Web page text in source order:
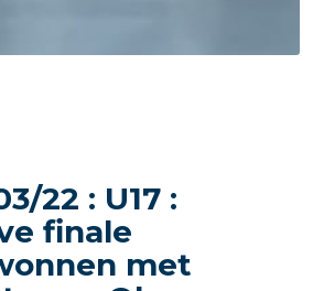
22 : U17 :
finale
met